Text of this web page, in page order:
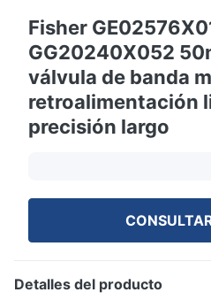
Fisher
GG20240X052
válvula de banda
retroalimentación
precisión largo
Detalles del producto